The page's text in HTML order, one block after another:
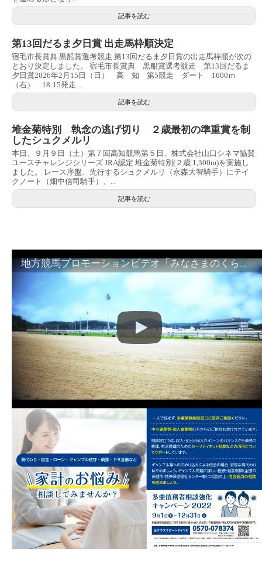
記事を読む
第13回だるま夕日賞 出走馬枠順決定
宿毛市長賞典 黒船賞選考競走 第13回だるま夕日賞の出走馬枠順が次の
とおり決定しました。 宿毛市長賞典 黒船賞選考競走 第13回だるま
夕日賞2026年2月15日（日） 高 知 第5競走 ダート 1600ｍ
（右） 18:15発走 ...
記事を読む
堆金菊特別 執念の逃げ切り ２歳最初の準重賞を制
したシュクメルリ
本日、９月９日（土）第７回高知競馬第５日、株式会社山口シネマ協賛
ユースチャレンジシリーズ JRA認定 堆金菊特別(２歳 1,300m)を実施し
ました。 レース序盤、先行するシュクメルリ（永森大智騎手）にテイ
クノート（畑中信司騎手）、...
記事を読む
地方競馬プロモーションビデオ「みなさまのくらしのために」30秒篇｜NAR公式